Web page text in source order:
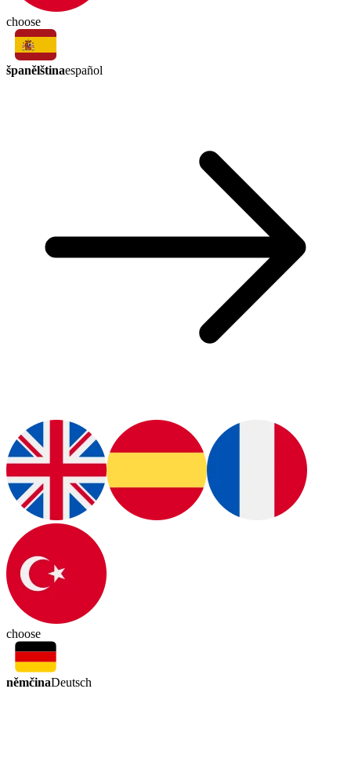
choose
španělštinaespañol
choose
němčinaDeutsch